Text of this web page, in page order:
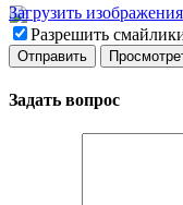
Загрузить изображения
Разрешить
Задать вопрос